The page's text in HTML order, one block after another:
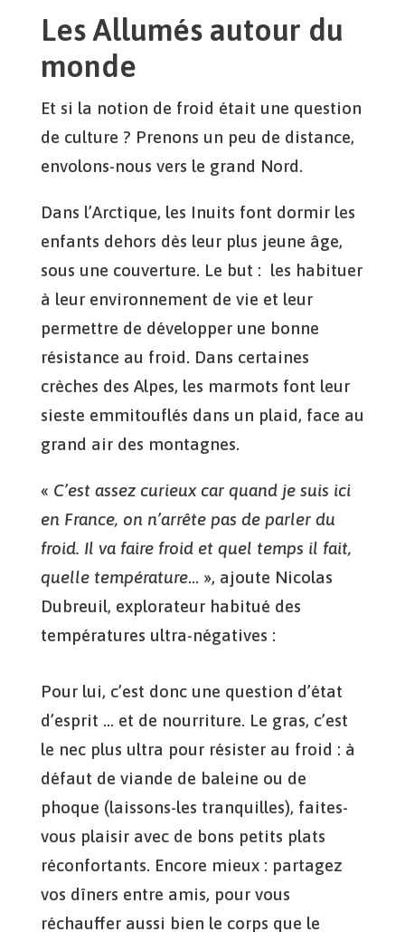
Les Allumés autour du
monde
Et si la notion de froid était une question
de culture ? Prenons un peu de distance,
envolons-nous vers le grand Nord.
Dans l’Arctique, les Inuits font dormir les
enfants dehors dès leur plus jeune âge,
sous une couverture. Le but : les habituer
à leur environnement de vie et leur
permettre de développer une bonne
résistance au froid. Dans certaines
crèches des Alpes, les marmots font leur
sieste emmitouflés dans un plaid, face au
grand air des montagnes.
« C’est assez curieux car quand je suis ici
en France, on n’arrête pas de parler du
froid. Il va faire froid et quel temps il fait,
quelle température… », ajoute Nicolas
Dubreuil, explorateur habitué des
températures ultra-négatives :
Pour lui, c’est donc une question d’état
d’esprit … et de nourriture. Le gras, c’est
le nec plus ultra pour résister au froid : à
défaut de viande de baleine ou de
phoque (laissons-les tranquilles), faites-
vous plaisir avec de bons petits plats
réconfortants. Encore mieux : partagez
vos dîners entre amis, pour vous
réchauffer aussi bien le corps que le